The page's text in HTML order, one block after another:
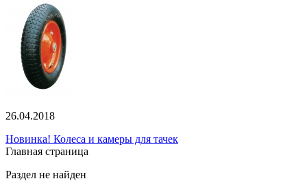
26.04.2018
Новинка! Колеса и камеры для тачек
Главная страница
Раздел не найден